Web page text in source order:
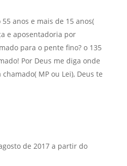
anos e mais de 15 anos(
e aposentadoria por
para o pente fino? o 135
Por Deus me diga onde
MP ou Lei), Deus te
de 2017 a partir do